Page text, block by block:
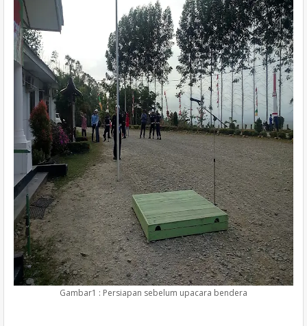
Gambar1 : Persiapan sebelum upacara bendera